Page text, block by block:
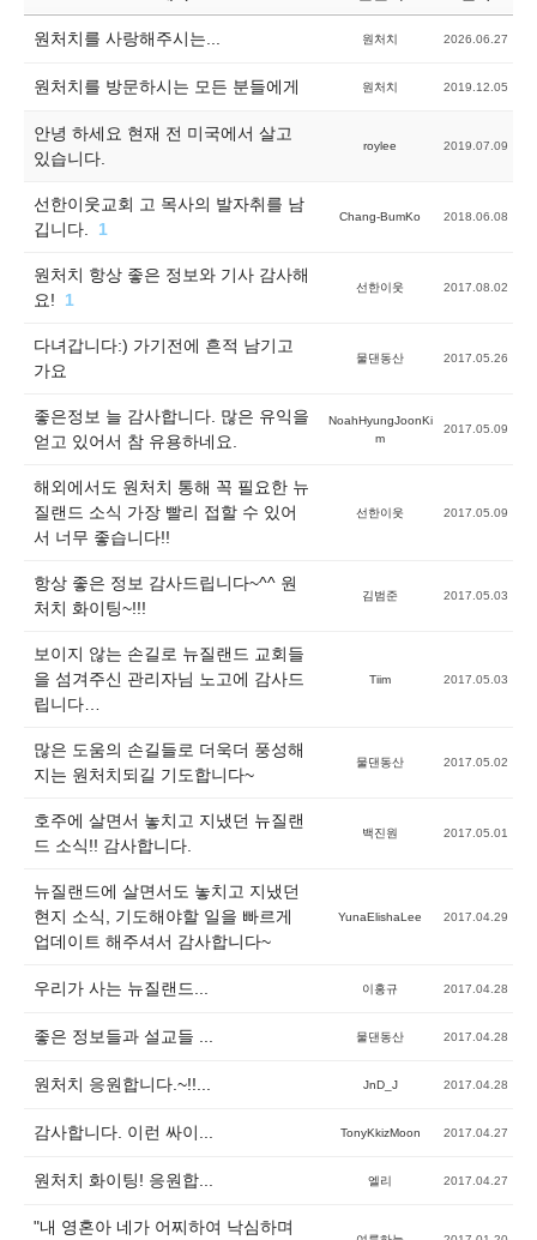
원처치를 사랑해주시는... 원처치 2026.06.27
원처치를 방문하시는 모든 분들에게 원처치 2019.12.05
안녕 하세요 현재 전 미국에서 살고
있습니다.
roylee 2019.07.09
선한이웃교회 고 목사의 발자취를 남
깁니다.
1
Chang-BumKo 2018.06.08
원처치 항상 좋은 정보와 기사 감사해
요!
1
선한이웃 2017.08.02
다녀갑니다:) 가기전에 흔적 남기고
가요
물댄동산 2017.05.26
좋은정보 늘 감사합니다. 많은 유익을
얻고 있어서 참 유용하네요.
NoahHyungJoonKi
m
2017.05.09
해외에서도 원처치 통해 꼭 필요한 뉴
질랜드 소식 가장 빨리 접할 수 있어
서 너무 좋습니다!!
선한이웃 2017.05.09
항상 좋은 정보 감사드립니다~^^ 원
처치 화이팅~!!!
김범준 2017.05.03
보이지 않는 손길로 뉴질랜드 교회들
을 섬겨주신 관리자님 노고에 감사드
립니다…
Tiim 2017.05.03
많은 도움의 손길들로 더욱더 풍성해
지는 원처치되길 기도합니다~
물댄동산 2017.05.02
호주에 살면서 놓치고 지냈던 뉴질랜
드 소식!! 감사합니다.
백진원 2017.05.01
뉴질랜드에 살면서도 놓치고 지냈던
현지 소식, 기도해야할 일을 빠르게
업데이트 해주셔서 감사합니다~
YunaElishaLee 2017.04.29
우리가 사는 뉴질랜드... 이홍규 2017.04.28
좋은 정보들과 설교들 ... 물댄동산 2017.04.28
원처치 응원합니다.~!!... JnD_J 2017.04.28
감사합니다. 이런 싸이... TonyKkizMoon 2017.04.27
원처치 화이팅! 응원합... 엘리 2017.04.27
"내 영혼아 네가 어찌하여 낙심하며